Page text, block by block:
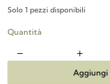
Solo 1 pezzi disponibili
Quantità
Aggiungi